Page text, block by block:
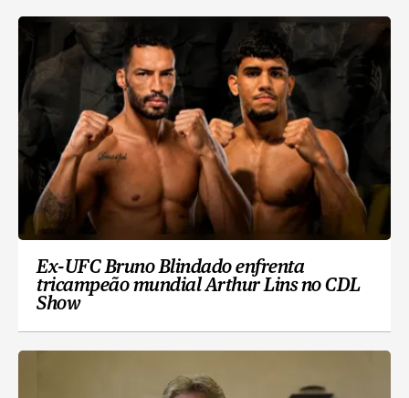
Ex-UFC Bruno Blindado enfrenta
tricampeão mundial Arthur Lins no CDL
Show